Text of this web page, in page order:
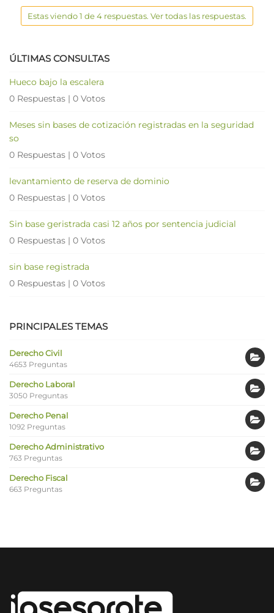
Estas viendo 1 de 4 respuestas. Ver todas las respuestas.
ÚLTIMAS CONSULTAS
Hueco bajo la escalera
0 Respuestas | 0 Votos
Meses sin bases de cotización registradas en la seguridad
so
0 Respuestas | 0 Votos
levantamiento de reserva de dominio
0 Respuestas | 0 Votos
Sin base geristrada casi 12 años por sentencia judicial
0 Respuestas | 0 Votos
sin base registrada
0 Respuestas | 0 Votos
PRINCIPALES TEMAS
Derecho Civil
4653 Preguntas
Derecho Laboral
3050 Preguntas
Derecho Penal
1092 Preguntas
Derecho Administrativo
763 Preguntas
Derecho Fiscal
663 Preguntas